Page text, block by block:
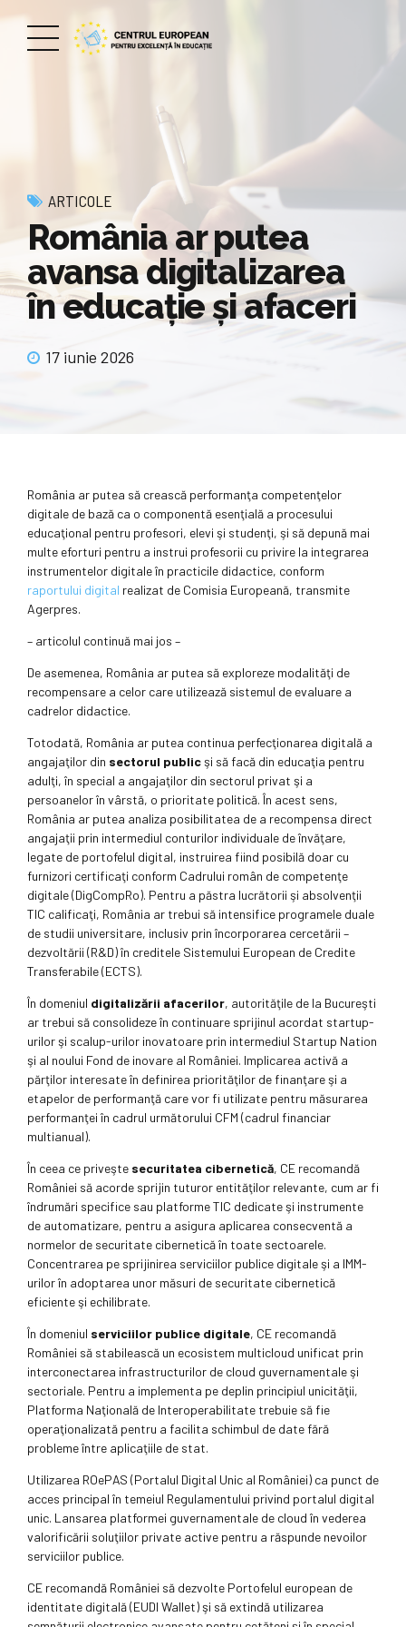
ARTICOLE
România ar putea
avansa digitalizarea
în educație și afaceri
17 iunie 2026
România ar putea să crească performanţa competenţelor
digitale de bază ca o componentă esenţială a procesului
educaţional pentru profesori, elevi şi studenţi, şi să depună mai
multe eforturi pentru a instrui profesorii cu privire la integrarea
instrumentelor digitale în practicile didactice, conform
raportului digital realizat de Comisia Europeană, transmite
Agerpres.
– articolul continuă mai jos –
De asemenea, România ar putea să exploreze modalităţi de
recompensare a celor care utilizează sistemul de evaluare a
cadrelor didactice.
Totodată, România ar putea continua perfecţionarea digitală a
angajaţilor din sectorul publicşi să facă din educaţia pentru
adulţi, în special a angajaţilor din sectorul privat şi a
persoanelor în vârstă, o prioritate politică. În acest sens,
România ar putea analiza posibilitatea de a recompensa direct
angajaţii prin intermediul conturilor individuale de învăţare,
legate de portofelul digital, instruirea fiind posibilă doar cu
furnizori certificaţi conform Cadrului român de competenţe
digitale (DigCompRo). Pentru a păstra lucrătorii şi absolvenţii
TIC calificaţi, România ar trebui să intensifice programele duale
de studii universitare, inclusiv prin încorporarea cercetării –
dezvoltării (R&D) în creditele Sistemului European de Credite
Transferabile (ECTS).
În domeniul digitalizării afacerilor, autorităţile de la Bucureşti
ar trebui să consolideze în continuare sprijinul acordat startup-
urilor şi scalup-urilor inovatoare prin intermediul Startup Nation
şi al noului Fond de inovare al României. Implicarea activă a
părţilor interesate în definirea priorităţilor de finanţare şi a
etapelor de performanţă care vor fi utilizate pentru măsurarea
performanţei în cadrul următorului CFM (cadrul financiar
multianual).
În ceea ce priveşte securitatea cibernetică, CE recomandă
României să acorde sprijin tuturor entităţilor relevante, cum ar fi
îndrumări specifice sau platforme TIC dedicate şi instrumente
de automatizare, pentru a asigura aplicarea consecventă a
normelor de securitate cibernetică în toate sectoarele.
Concentrarea pe sprijinirea serviciilor publice digitale şi a IMM-
urilor în adoptarea unor măsuri de securitate cibernetică
eficiente şi echilibrate.
În domeniul serviciilor publice digitale, CE recomandă
României să stabilească un ecosistem multicloud unificat prin
interconectarea infrastructurilor de cloud guvernamentale şi
sectoriale. Pentru a implementa pe deplin principiul unicităţii,
Platforma Naţională de Interoperabilitate trebuie să fie
operaţionalizată pentru a facilita schimbul de date fără
probleme între aplicaţiile de stat.
Utilizarea ROePAS (Portalul Digital Unic al României) ca punct de
acces principal în temeiul Regulamentului privind portalul digital
unic. Lansarea platformei guvernamentale de cloud în vederea
valorificării soluţiilor private active pentru a răspunde nevoilor
serviciilor publice.
CE recomandă României să dezvolte Portofelul european de
identitate digitală (EUDI Wallet) şi să extindă utilizarea